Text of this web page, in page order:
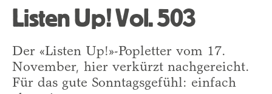
Listen Up! Vol. 503
Der «Listen Up!»-Popletter vom 17.
November, hier verkürzt nachgereicht.
Für das gute Sonntagsgefühl: einfach